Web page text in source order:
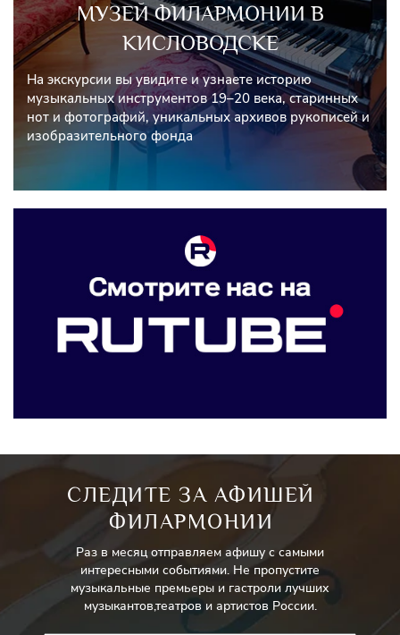
МУЗЕЙ ФИЛАРМОНИИ В
КИСЛОВОДСКЕ
На экскурсии вы увидите и узнаете историю
музыкальных инструментов 19–20 века, старинных
нот и фотографий, уникальных архивов рукописей и
изобразительного фонда
СЛЕДИТЕ ЗА АФИШЕЙ
ФИЛАРМОНИИ
Раз в месяц отправляем афишу с самыми
интересными событиями. Не пропустите
музыкальные премьеры и гастроли лучших
музыкантов,театров и артистов России.